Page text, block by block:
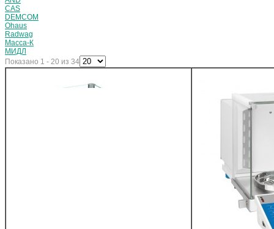
CAS
DEMCOM
Ohaus
Radwag
Масса-К
МИДЛ
Показано 1 - 20 из 34